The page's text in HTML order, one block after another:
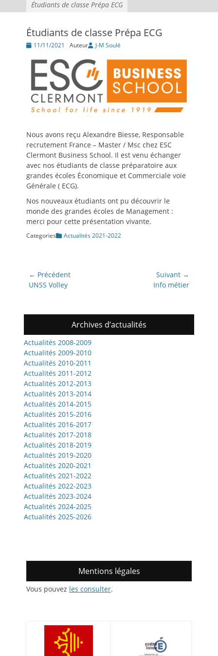
Étudiants de classe Prépa ECG
Étudiants de classe Prépa ECG
Posté11/11/2021 Auteur J-M Soulé
Nous avons reçu Alexandre Biesse, Responsable
recrutement France – Master / Msc chez ESC
Clermont Business School. Il est venu échanger
avec nos étudiants de classe préparatoire aux
grandes écoles Économique et Commerciale voie
Générale ( ECG).
Nos nouveaux étudiants ont pu découvrir le
monde des grandes écoles de Management :
merci pour cette présentation vivante.
Categories Actualités 2021-2022
Navigation
de
← Précédent
Article
UNSS Volley
Suivant →
Info métier
Archives d’actualités
Actualités 2008-2009
Actualités 2009-2010
Actualités 2010-2011
Actualités 2011-2012
Actualités 2012-2013
Actualités 2013-2014
Actualités 2014-2015
Actualités 2015-2016
Actualités 2016-2017
Actualités 2017-2018
Actualités 2018-2019
Actualités 2019-2020
Actualités 2020-2021
Actualités 2021-2022
Actualités 2022-2023
Actualités 2023-2024
Actualités 2024-2025
Actualités 2025-2026
Mentions légales
Vous pouvez les consulter.